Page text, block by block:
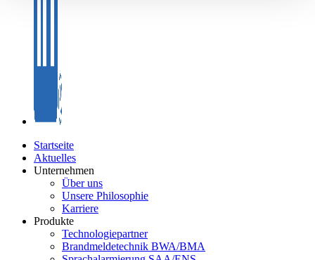
Startseite
Aktuelles
Unternehmen
Über uns
Unsere Philosophie
Karriere
Produkte
Technologiepartner
Brandmeldetechnik BWA/BMA